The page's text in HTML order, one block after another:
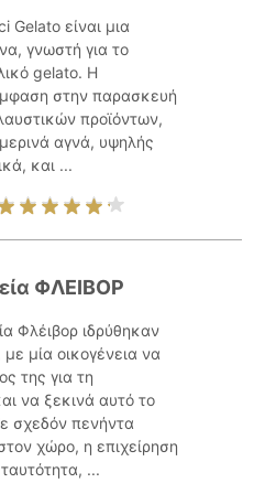
Gelato είναι μια
γνωστή για το
gelato. Η
στην παρασκευή
προϊόντων,
αγνά, υψηλής
και ...
ΦΛΕΙΒΟΡ
Φλέιβορ ιδρύθηκαν
μία οικογένεια να
της για τη
να ξεκινά αυτό το
σχεδόν πενήντα
χώρο, η επιχείρηση
...